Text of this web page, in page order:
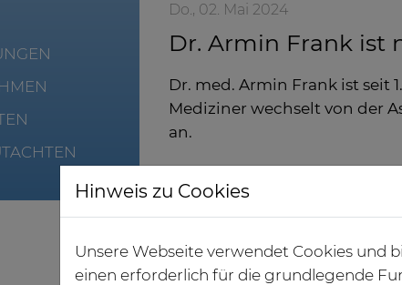
Do., 02. Mai 2024
Dr. Armin Frank ist
Dr. med. Armin Frank ist seit
Mediziner wechselt von der
an.
Dr. Armin Frank (Chefarzt Anästhesie)
Hinweis zu Cookies
Unsere Webseite verwendet Cookies und
einen erforderlich für die grundlegende